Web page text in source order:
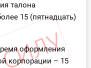
талона
15 (пятнадцать)
оформления
корпорации – 15